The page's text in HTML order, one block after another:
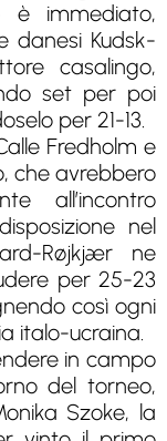
è immediato,
danesi Kudsk-
casalingo,
set per poi
per 21-13.
Fredholm e
che avrebbero
all’incontro
nel
Røjkjær ne
per 25-23
così ogni
italo-ucraina.
in campo
del torneo,
Szoke, la